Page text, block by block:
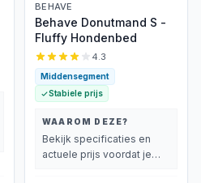
BEHAVE
Behave Donutmand S -
Fluffy Hondenbed
4.3
Middensegment
Stabiele prijs
WAAROM DEZE?
Bekijk specificaties en
actuele prijs voordat je